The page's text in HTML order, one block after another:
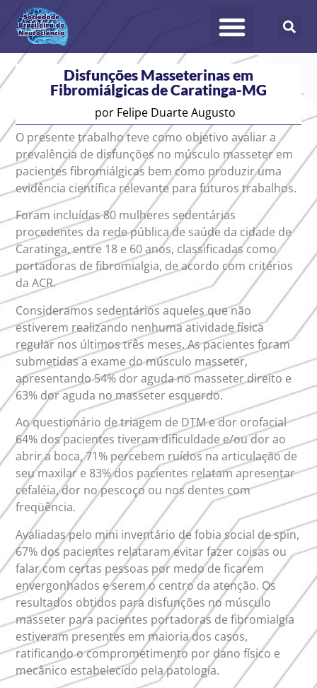
Disfunções Masseterinas em
Fibromiálgicas de Caratinga-MG
por Felipe Duarte Augusto
O presente trabalho teve como objetivo avaliar a
prevalência de disfunções no músculo masseter em
pacientes fibromiálgicas bem como produzir uma
evidência científica relevante para futuros trabalhos.
Foram incluídas 80 mulheres sedentárias
procedentes da rede pública de saúde da cidade de
Caratinga, entre 18 e 60 anos, classificadas como
portadoras de fibromialgia, de acordo com critérios
da ACR.
Consideramos sedentários aqueles que não
estiverem realizando nenhuma atividade física
regular nos últimos três meses. As pacientes foram
submetidas a exame do músculo masseter,
apresentando 54% dor aguda no masseter direito e
63% dor aguda no masseter esquerdo.
Ao questionário de triagem de DTM e dor orofacial
64% dos pacientes tiveram dificuldade e/ou dor ao
abrir a boca, 71% percebem ruídos na articulação de
seu maxilar e 83% dos pacientes relatam apresentar
cefaléia, dor no pescoço ou nos dentes com
freqüência.
Avaliadas pelo mini inventário de fobia social de spin,
67% dos pacientes relataram evitar fazer coisas ou
falar com certas pessoas por medo de ficarem
envergonhados e serem o centro da atenção. Os
resultados obtidos para disfunções no músculo
masseter para pacientes portadoras de fibromialgia
estiveram presentes em maioria dos casos,
ratificando o comprometimento por dano físico e
mecânico estabelecido pela patologia.